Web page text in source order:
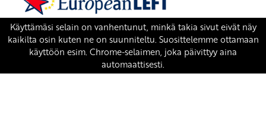
SKP on Euroopan Vasemmistopuolueen jäsen.
european-left.org
european-left.org/manifesto/